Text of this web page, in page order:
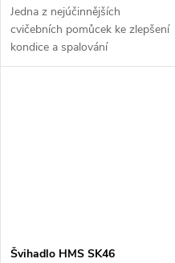
Jedna z nejúčinnějších
cvičebních pomůcek ke zlepšení
kondice a spalování
přebytečných kalorií.
Švihadlo HMS SK46